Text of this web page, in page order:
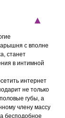
с вполне
станет
в интимной
интернет
не только
губы, а
члену массу
бесподобное